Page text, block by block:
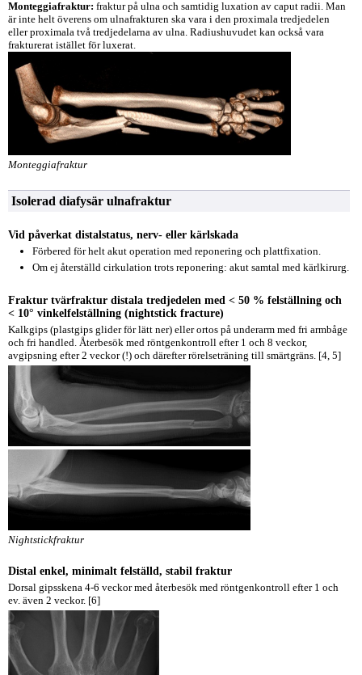
Monteggiafraktur: fraktur på ulna och samtidig luxation av caput radii. Man
är inte helt överens om ulnafrakturen ska vara i den proximala tredjedelen
eller proximala två tredjedelarna av ulna. Radiushuvudet kan också vara
frakturerat istället för luxerat.
Monteggiafraktur
Isolerad diafysär ulnafraktur
Vid påverkat distalstatus, nerv- eller kärlskada
Förbered för helt akut operation med reponering och plattfixation.
Om ej återställd cirkulation trots reponering: akut samtal med kärlkirurg.
Fraktur tvärfraktur distala tredjedelen med < 50 % felställning och
< 10° vinkelfelställning (nightstick fracture)
Kalkgips (plastgips glider för lätt ner) eller ortos på underarm med fri armbåge
och fri handled. Återbesök med röntgenkontroll efter 1 och 8 veckor,
avgipsning efter 2 veckor (!) och därefter rörelseträning till smärtgräns. [4, 5]
Nightstickfraktur
Distal enkel, minimalt felställd, stabil fraktur
Dorsal gipsskena 4-6 veckor med återbesök med röntgenkontroll efter 1 och
ev. även 2 veckor. [6]